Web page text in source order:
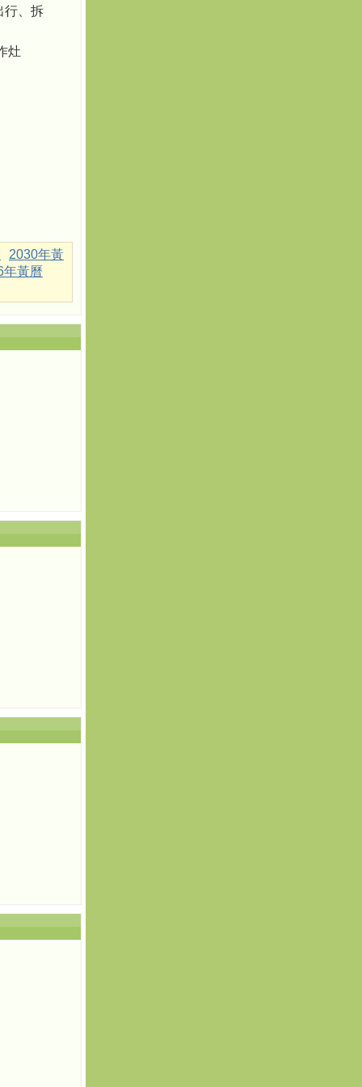
行、拆
灶
2030年黃
年黃曆